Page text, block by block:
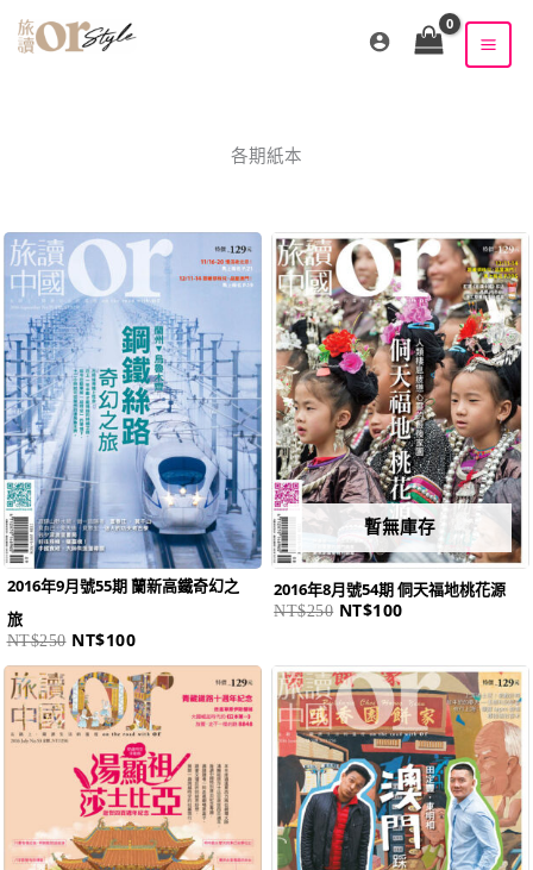
各期紙本
2016年9月號55期 蘭新高鐵奇幻之
旅
NT$250
原
始
價
格：
NT$250。
NT$100
目
前
格：
NT$100。
暫無庫存
2016年8月號54期 侗天福地桃花源
NT$250
原
始
價
格：
NT$250。
NT$100
目
前
價
格：
NT$100。
原
始
價
格：
NT$250。
目
前
價
格：
NT$100。
原
始
價
格：
NT$250。
目
前
價
格：
NT$100。